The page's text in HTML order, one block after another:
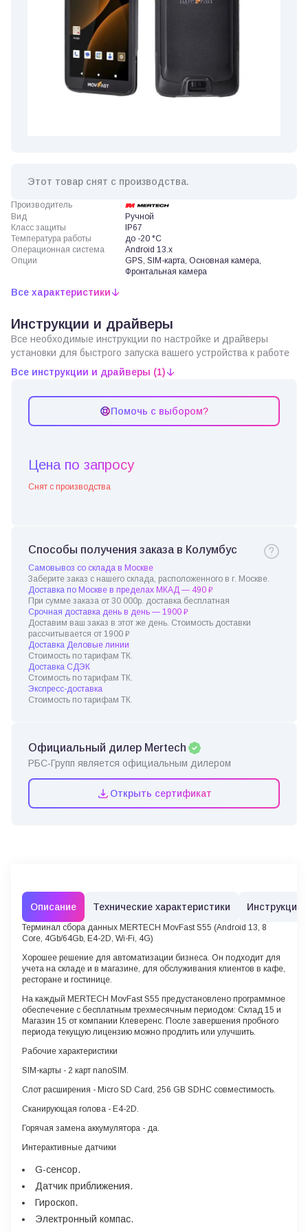
Этот товар снят с производства.
Производитель
Вид
Ручной
Класс защиты
IP67
Температура работы
до -20 °C
Операционная система
Android 13.x
Опции
GPS, SIM-карта, Основная камера,
Фронтальная камера
Все характеристики
Инструкции и драйверы
Все необходимые инструкции по настройке и драйверы
установки для быстрого запуска вашего устройства к работе
Все инструкции и драйверы (1)
Помочь с выбором?
Цена по запросу
Снят с производства
Способы получения заказа в Колумбус
Самовывоз со склада в Москве
Заберите заказ с нашего склада, расположенного в г. Москве.
Доставка по Москве в пределах МКАД — 490 ₽
При сумме заказа от 30 000р. доставка бесплатная
Срочная доставка день в день — 1900 ₽
Доставим ваш заказ в этот же день. Стоимость доставки
рассчитывается от 1900 ₽
Доставка Деловые линии
Стоимость по тарифам ТК.
Доставка СДЭК
Стоимость по тарифам ТК.
Экспресс-доставка
Стоимость по тарифам ТК.
Официальный дилер Mertech
РБС-Групп является официальным дилером
Открыть сертификат
Описание Технические характеристики Инструкции
Терминал сбора данных MERTECH MovFast S55 (Android 13, 8
Core, 4Gb/64Gb, E4-2D, Wi-Fi, 4G)
Хорошее решение для автоматизации бизнеса. Он подходит для
учета на складе и в магазине, для обслуживания клиентов в кафе,
ресторане и гостинице.
На каждый MERTECH MovFast S55 предустановлено программное
обеспечение с бесплатным трехмесячным периодом: Склад 15 и
Магазин 15 от компании Клеверенс. После завершения пробного
периода текущую лицензию можно продлить или улучшить.
Рабочие характеристики
SIM-карты - 2 карт nanoSIM.
Слот расширения - Micro SD Card, 256 GB SDHC совместимость.
Сканирующая голова - E4-2D.
Горячая замена аккумулятора - да.
Интерактивные датчики
G-сенсор.
Датчик приближения.
Гироскоп.
Электронный компас.